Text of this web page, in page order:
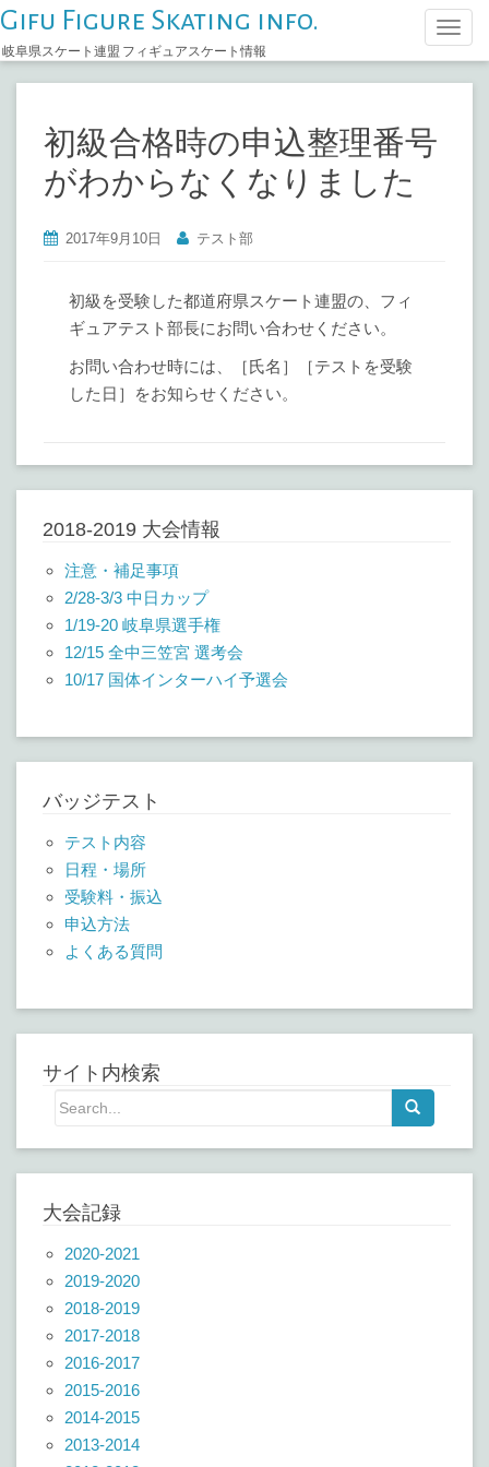
T
o
g
Gifu Figure Skating info.
岐阜県スケート連盟 フィギュアスケート情報
初級合格時の申込整理番号
がわからなくなりました
2017年9月10日 テスト部
初級を受験した都道府県スケート連盟の、フィ
ギュアテスト部長にお問い合わせください。
お問い合わせ時には、［氏名］［テストを受験
した日］をお知らせください。
2018-2019 大会情報
注意・補足事項
2/28-3/3 中日カップ
1/19-20 岐阜県選手権
12/15 全中三笠宮 選考会
10/17 国体インターハイ予選会
バッジテスト
テスト内容
日程・場所
受験料・振込
申込方法
よくある質問
サイト内検索
大会記録
2020-2021
2019-2020
2018-2019
2017-2018
2016-2017
2015-2016
2014-2015
2013-2014